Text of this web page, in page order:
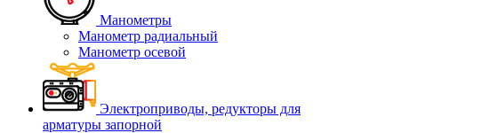
Манометры
Манометр радиальный
Манометр осевой
Электроприводы, редукторы для
арматуры запорной